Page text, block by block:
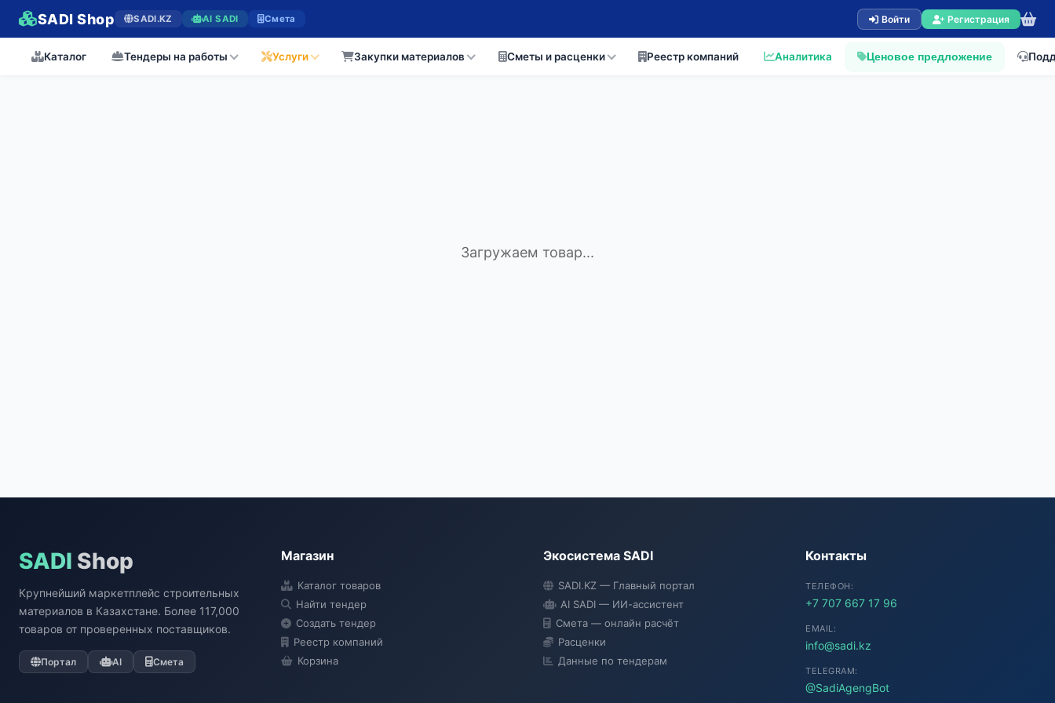
SADI Shop SADI.KZ AI SADI Смета Войти Регистрация
Каталог Тендеры на работы Услуги Закупки материалов Сметы и расценки Реестр компаний Аналитика Ценовое предложение
Загружаем товар...
SADI Shop
Крупнейший маркетплейс строительных
материалов в Казахстане. Более 117,000
товаров от проверенных поставщиков.
Портал AI Смета
Магазин
Каталог товаров
Найти тендер
Создать тендер
Реестр компаний
Корзина
Экосистема SADI
SADI.KZ — Главный портал
AI SADI — ИИ-ассистент
Смета — онлайн расчёт
Расценки
Данные по тендерам
Контакты
ТЕЛЕФОН:
+7 707 667 17 96
EMAIL:
info@sadi.kz
TELEGRAM:
@SadiAgengBot